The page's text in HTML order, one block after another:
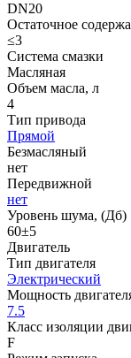
DN20
Остаточное
≤3
Система смазки
Масляная
Объем масла, л
4
Тип привода
Прямой
Безмасляный
нет
Передвижной
нет
Уровень шума, (Дб)
60±5
Двигатель
Тип двигателя
Электрический
Мощность
7.5
Класс изоляции
F